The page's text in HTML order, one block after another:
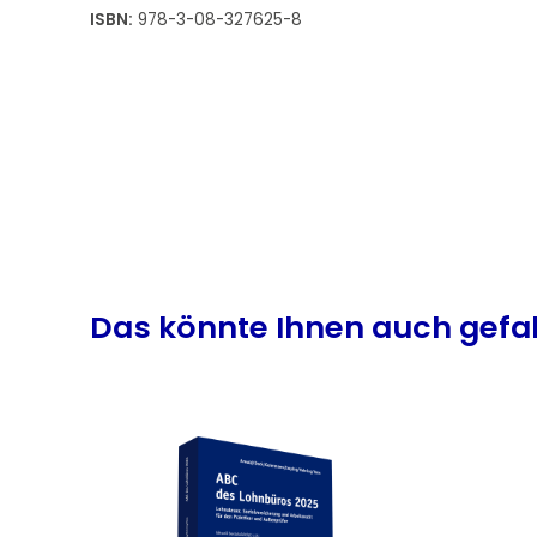
ISBN: 978-3-08-327625-8
Produktgalerie überspringen
Das könnte Ihnen auch